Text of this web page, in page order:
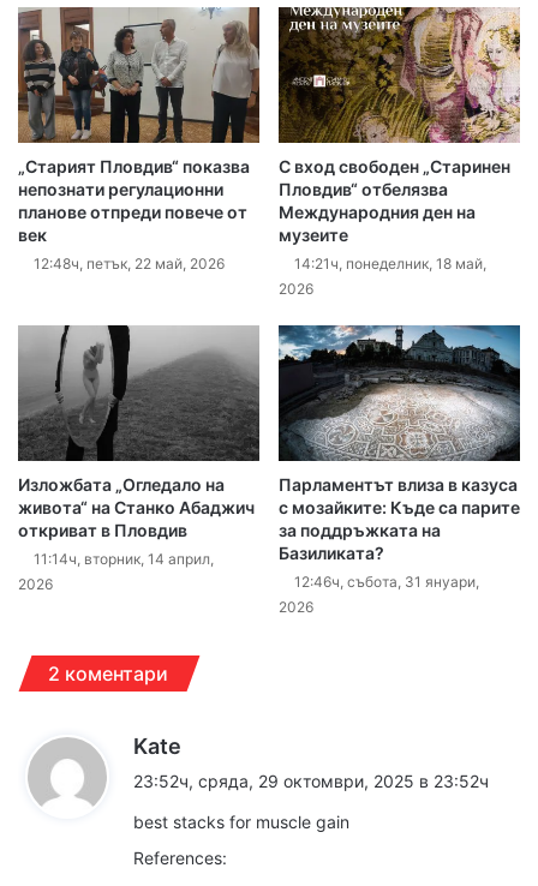
„Старият Пловдив“ показва
непознати регулационни
планове отпреди повече от
век
12:48ч, петък, 22 май, 2026
С вход свободен „Старинен
Пловдив“ отбелязва
Международния ден на
музеите
14:21ч, понеделник, 18 май,
2026
Изложбата „Огледало на
живота“ на Станко Абаджич
откриват в Пловдив
11:14ч, вторник, 14 април,
2026
Парламентът влиза в казуса
с мозайките: Къде са парите
за поддръжката на
Базиликата?
12:46ч, събота, 31 януари,
2026
2 коментари
Kate
а
:
23:52ч, сряда, 29 октомври, 2025 в 23:52ч
best stacks for muscle gain
References: